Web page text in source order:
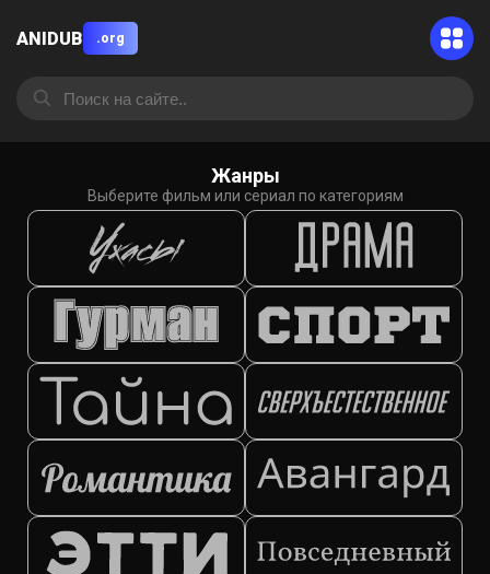
ANIDUB .org
Жанры
Выберите фильм или сериал по категориям